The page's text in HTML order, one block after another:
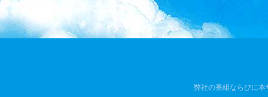
弊社の番組ならびに